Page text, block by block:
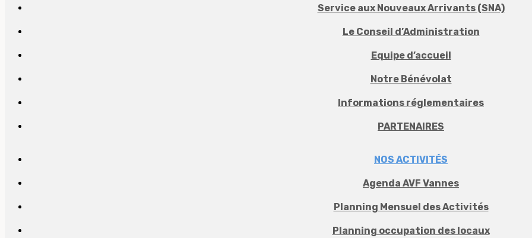
Service aux Nouveaux Arrivants (SNA)
Le Conseil d’Administration
Equipe d’accueil
Notre Bénévolat
Informations réglementaires
PARTENAIRES
NOS ACTIVITÉS
Agenda AVF Vannes
Planning Mensuel des Activités
Planning occupation des locaux